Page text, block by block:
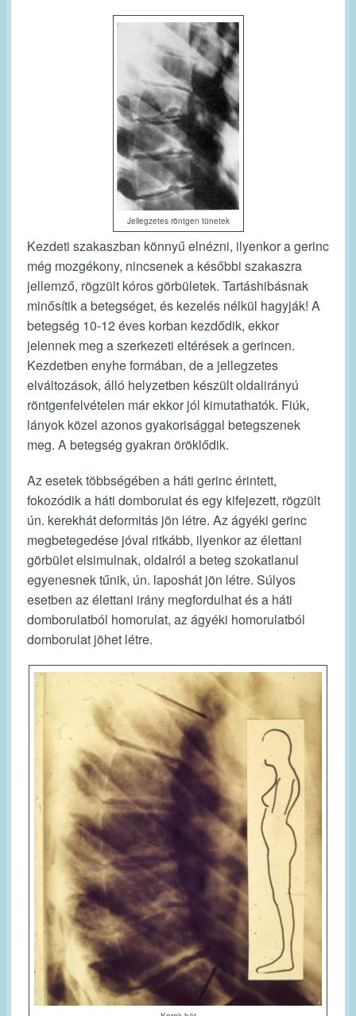
Jellegzetes röntgen tünetek
Kezdeti szakaszban könnyű elnézni, ilyenkor a gerinc
még mozgékony, nincsenek a későbbi szakaszra
jellemző, rögzült kóros görbületek. Tartáshibásnak
minősítik a betegséget, és kezelés nélkül hagyják! A
betegség 10-12 éves korban kezdődik, ekkor
jelennek meg a szerkezeti eltérések a gerincen.
Kezdetben enyhe formában, de a jellegzetes
elváltozások, álló helyzetben készült oldalirányú
röntgenfelvételen már ekkor jól kimutathatók. Fiúk,
lányok közel azonos gyakorisággal betegszenek
meg. A betegség gyakran öröklődik.
Az esetek többségében a háti gerinc érintett,
fokozódik a háti domborulat és egy kifejezett, rögzült
ún. kerekhátdeformitás jön létre. Az ágyéki gerinc
megbetegedése jóval ritkább, ilyenkor az élettani
görbület elsimulnak, oldalról a beteg szokatlanul
egyenesnek tűnik, ún. laposhát jön létre. Súlyos
esetben az élettani irány megfordulhat és a háti
domborulatból homorulat, az ágyéki homorulatból
domborulat jöhet létre.